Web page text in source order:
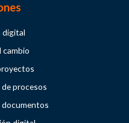
digital
cambio
procesos
documentos